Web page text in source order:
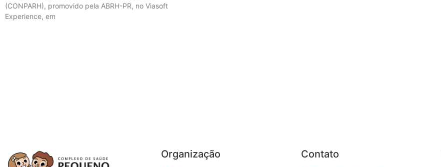
(CONPARH), promovido pela ABRH-PR, no Viasoft
Experience, em
Organização Contato